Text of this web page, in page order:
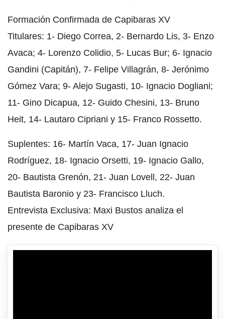
Formación Confirmada de Capibaras XV
Titulares: 1- Diego Correa, 2- Bernardo Lis, 3- Enzo
Avaca; 4- Lorenzo Colidio, 5- Lucas Bur; 6- Ignacio
Gandini (Capitán), 7- Felipe Villagrán, 8- Jerónimo
Gómez Vara; 9- Alejo Sugasti, 10- Ignacio Dogliani;
11- Gino Dicapua, 12- Guido Chesini, 13- Bruno
Heit, 14- Lautaro Cipriani y 15- Franco Rossetto.
Suplentes: 16- Martín Vaca, 17- Juan Ignacio
Rodríguez, 18- Ignacio Orsetti, 19- Ignacio Gallo,
20- Bautista Grenón, 21- Juan Lovell, 22- Juan
Bautista Baronio y 23- Francisco Lluch.
Entrevista Exclusiva: Maxi Bustos analiza el
presente de Capibaras XV